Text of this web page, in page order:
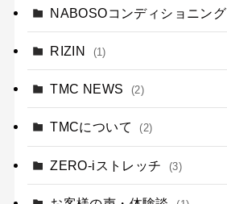
NABOSOコンディショニング
RIZIN (1)
TMC NEWS (2)
TMCについて (2)
ZERO-iストレッチ (3)